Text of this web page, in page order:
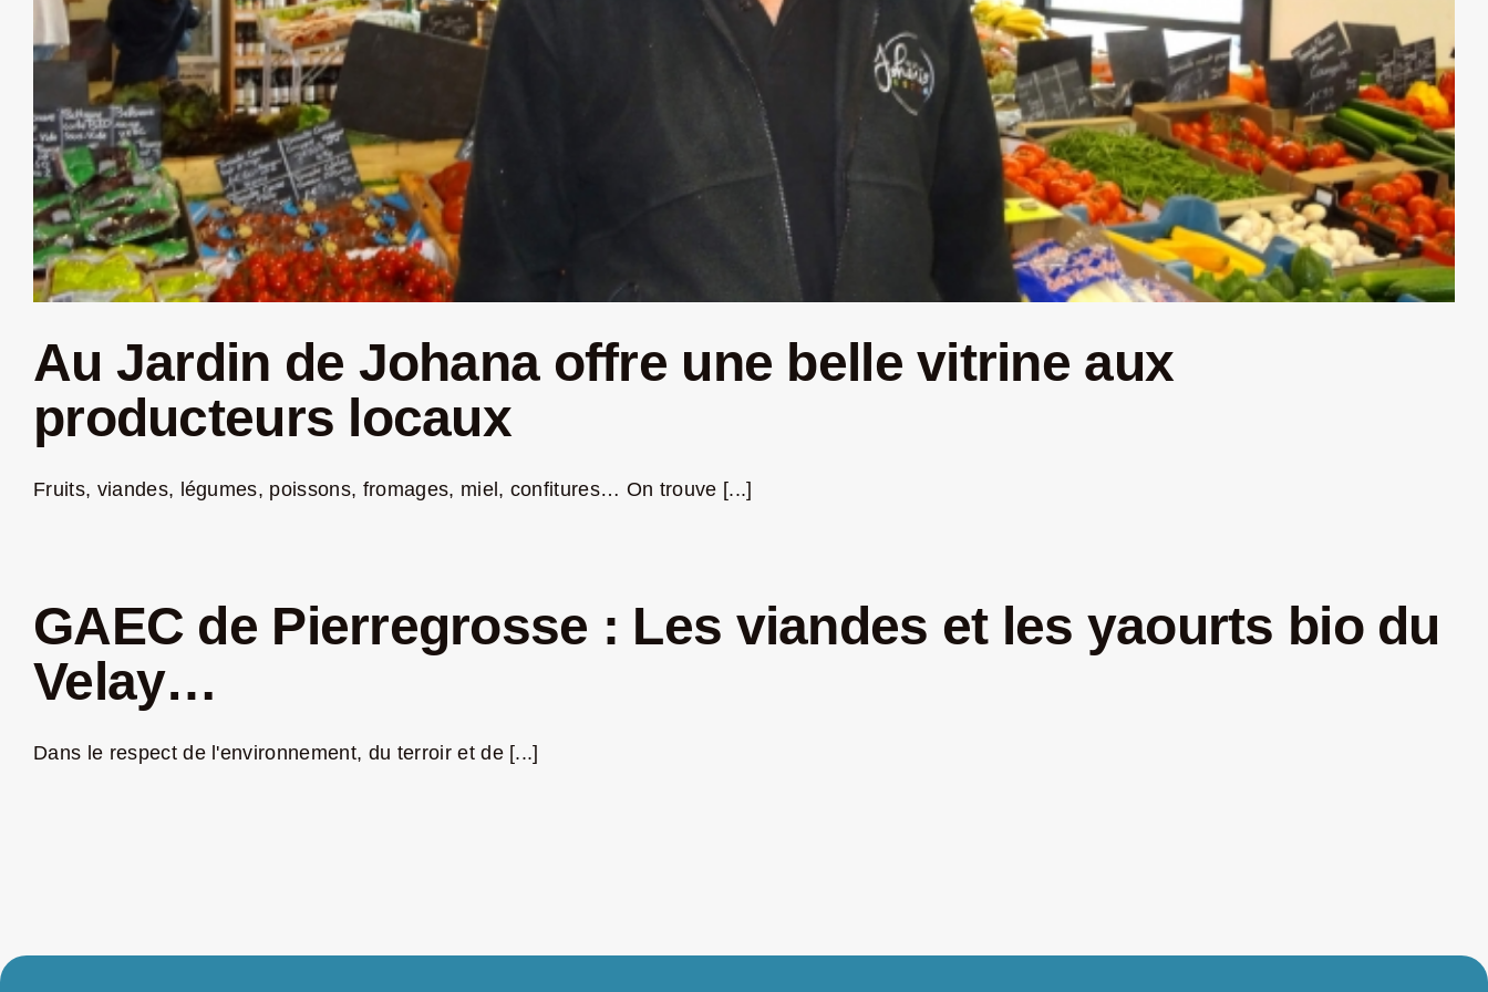
Au Jardin de Johana offre une belle vitrine aux
producteurs locaux
Fruits, viandes, légumes, poissons, fromages, miel, confitures… On trouve [...]
GAEC de Pierregrosse : Les viandes et les yaourts bio du
Velay…
Dans le respect de l'environnement, du terroir et de [...]